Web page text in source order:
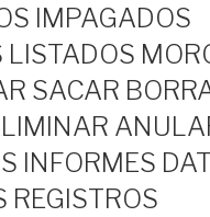
IMPAGADOS
LISTADOS
SACAR
INFORMES
REGISTROS